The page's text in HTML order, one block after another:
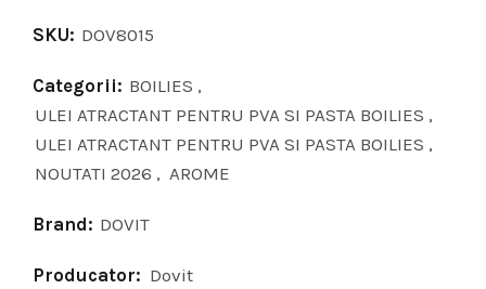
SKU: DOV8015
Categorii: BOILIES ,
ULEI ATRACTANT PENTRU PVA SI PASTA BOILIES ,
ULEI ATRACTANT PENTRU PVA SI PASTA BOILIES ,
NOUTATI 2026 , AROME
Brand: DOVIT
Producator: Dovit